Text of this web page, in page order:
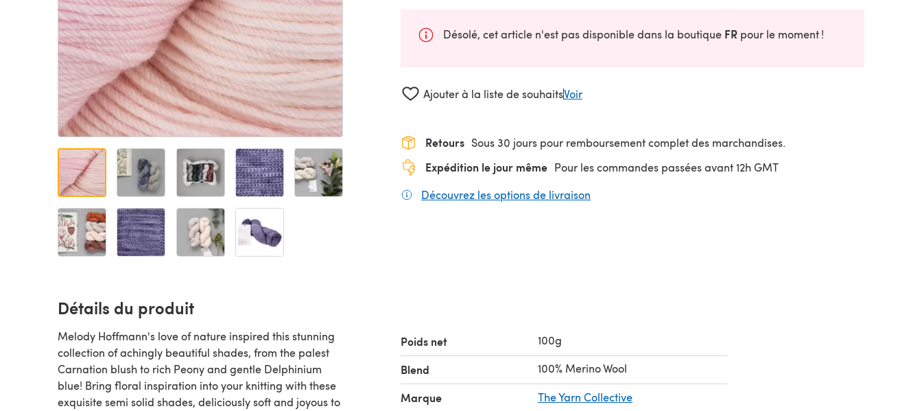
Désolé, cet article n'est pas disponible dans la boutique FR pour le moment !
Ajouter à la liste de souhaitsVoir
Retours Sous 30 jours pour remboursement complet des marchandises.
Expédition le jour même Pour les commandes passées avant 12h GMT
Découvrez les options de livraison
Détails du produit
Melody Hoffmann's love of nature inspired this stunning
collection of achingly beautiful shades, from the palest
Carnation blush to rich Peony and gentle Delphinium
blue! Bring floral inspiration into your knitting with these
exquisite semi solid shades, deliciously soft and joyous to
Poids net 100g
Blend 100% Merino Wool
Marque The Yarn Collective